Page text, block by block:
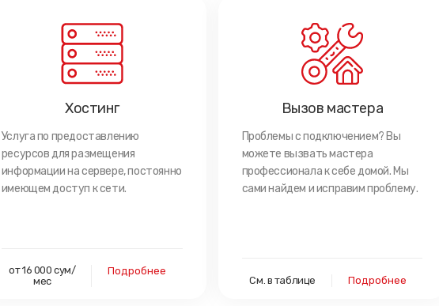
Хостинг
Услуга по предоставлению
ресурсов для размещения
информации на сервере, постоянно
имеющем доступ к сети.
от 16 000 сум/
мес
Подробнее
Вызов мастера
Проблемы с подключением? Вы
можете вызвать мастера
профессионала к себе домой. Мы
сами найдем и исправим проблему.
См. в таблице Подробнее